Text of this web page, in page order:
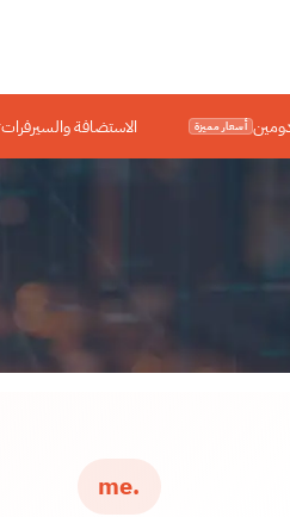
أسعار مميزة الاستضافة والسيرفرات
.me